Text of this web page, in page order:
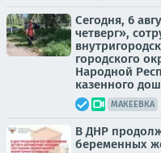
Сегодня, 6
четверг»,
городского
Народной
казенного
МАКЕЕВКА
В ДНР
беременных